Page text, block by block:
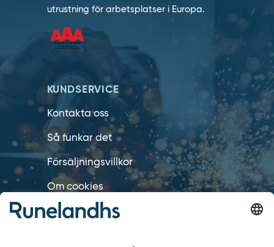
utrustning för arbetsplatser i Europa.
KUNDSERVICE
Kontakta oss
Så funkar det
Försäljningsvillkor
Om cookies
Personuppgiftshantering